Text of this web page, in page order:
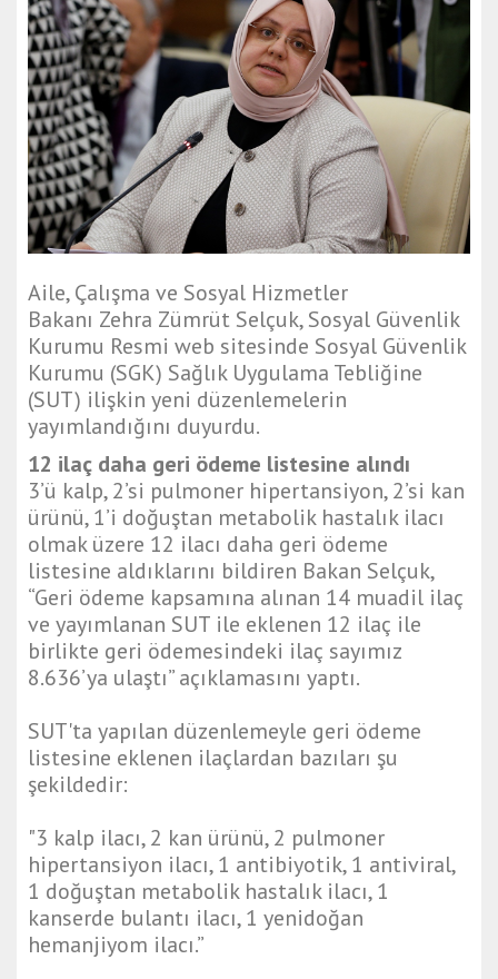
Aile, Çalışma ve Sosyal Hizmetler
Bakanı Zehra Zümrüt Selçuk, Sosyal Güvenlik
Kurumu Resmi web sitesinde Sosyal Güvenlik
Kurumu (SGK) Sağlık Uygulama Tebliğine
(SUT) ilişkin yeni düzenlemelerin
yayımlandığını duyurdu.
12 ilaç daha geri ödeme listesine alındı
3’ü kalp, 2’si pulmoner hipertansiyon, 2’si kan
ürünü, 1’i doğuştan metabolik hastalık ilacı
olmak üzere 12 ilacı daha geri ödeme
listesine aldıklarını bildiren Bakan Selçuk,
“Geri ödeme kapsamına alınan 14 muadil ilaç
ve yayımlanan SUT ile eklenen 12 ilaç ile
birlikte geri ödemesindeki ilaç sayımız
8.636’ya ulaştı” açıklamasını yaptı.
SUT'ta yapılan düzenlemeyle geri ödeme
listesine eklenen ilaçlardan bazıları şu
şekildedir:
"3 kalp ilacı, 2 kan ürünü, 2 pulmoner
hipertansiyon ilacı, 1 antibiyotik, 1 antiviral,
1 doğuştan metabolik hastalık ilacı, 1
kanserde bulantı ilacı, 1 yenidoğan
hemanjiyom ilacı.”